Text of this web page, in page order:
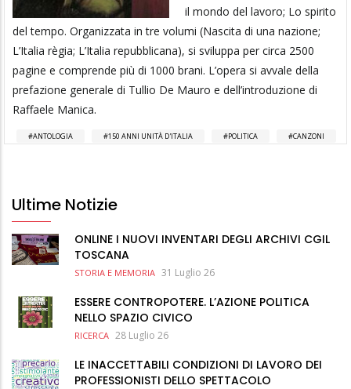
il mondo del lavoro; Lo spirito
del tempo. Organizzata in tre volumi (Nascita di una nazione;
L’Italia règia; L’Italia repubblicana), si sviluppa per circa 2500
pagine e comprende più di 1000 brani. L’opera si avvale della
prefazione generale di Tullio De Mauro e dell’introduzione di
Raffaele Manica.
ANTOLOGIA 150 ANNI UNITÀ D'ITALIA POLITICA CANZONI
Ultime Notizie
ONLINE I NUOVI INVENTARI DEGLI ARCHIVI CGIL
TOSCANA
STORIA E MEMORIA 31 Luglio 26
ESSERE CONTROPOTERE. L’AZIONE POLITICA
NELLO SPAZIO CIVICO
RICERCA 28 Luglio 26
LE INACCETTABILI CONDIZIONI DI LAVORO DEI
PROFESSIONISTI DELLO SPETTACOLO